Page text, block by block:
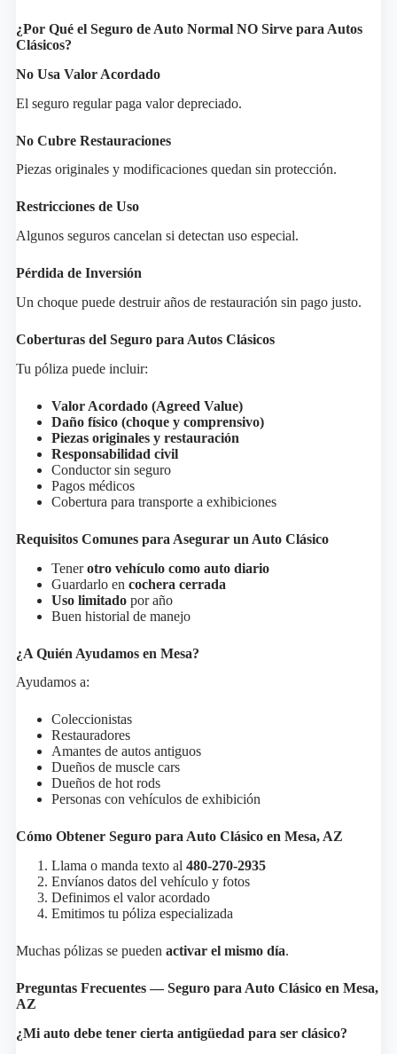
¿Por Qué el Seguro de Auto Normal NO Sirve para Autos
Clásicos?
No Usa Valor Acordado
El seguro regular paga valor depreciado.
No Cubre Restauraciones
Piezas originales y modificaciones quedan sin protección.
Restricciones de Uso
Algunos seguros cancelan si detectan uso especial.
Pérdida de Inversión
Un choque puede destruir años de restauración sin pago justo.
Coberturas del Seguro para Autos Clásicos
Tu póliza puede incluir:
Valor Acordado (Agreed Value)
Daño físico (choque y comprensivo)
Piezas originales y restauración
Responsabilidad civil
Conductor sin seguro
Pagos médicos
Cobertura para transporte a exhibiciones
Requisitos Comunes para Asegurar un Auto Clásico
Tenerotro vehículo como auto diario
Guardarlo en cochera cerrada
Uso limitadopor año
Buen historial de manejo
¿A Quién Ayudamos en Mesa?
Ayudamos a:
Coleccionistas
Restauradores
Amantes de autos antiguos
Dueños de muscle cars
Dueños de hot rods
Personas con vehículos de exhibición
Cómo Obtener Seguro para Auto Clásico en Mesa, AZ
Llama o manda texto al 480-270-2935
Envíanos datos del vehículo y fotos
Definimos el valor acordado
Emitimos tu póliza especializada
Muchas pólizas se pueden activar el mismo día.
Preguntas Frecuentes — Seguro para Auto Clásico en Mesa,
AZ
¿Mi auto debe tener cierta antigüedad para ser clásico?